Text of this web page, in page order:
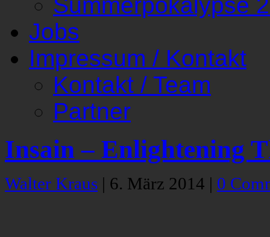
Jobs
Impressum / Kontakt
Kontakt / Team
Partner
Insain – Enlightening
Walter Kraus | 6. März 2014 | 0